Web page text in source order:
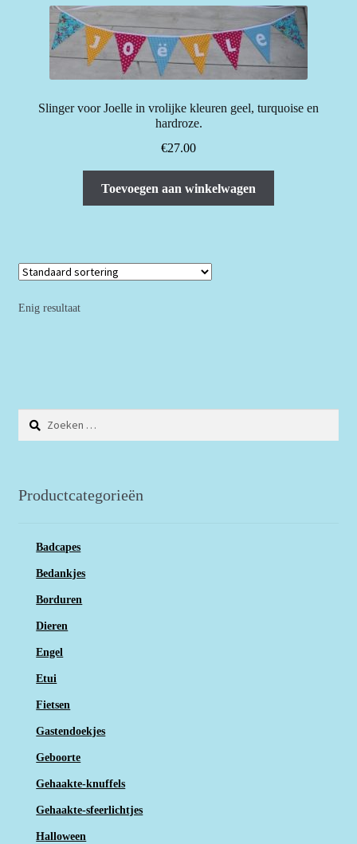
Slinger voor Joelle in vrolijke kleuren geel, turquoise en
hardroze.
€27.00
Toevoegen aan winkelwagen
Enig resultaat
Zoeken
naar:
Productcategorieën
Badcapes
Bedankjes
Borduren
Dieren
Engel
Etui
Fietsen
Gastendoekjes
Geboorte
Gehaakte-knuffels
Gehaakte-sfeerlichtjes
Halloween